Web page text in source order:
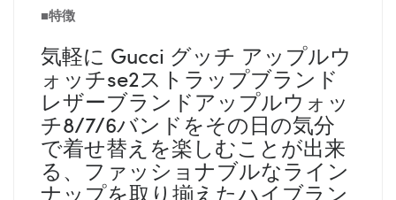
■特徴
気軽に Gucci グッチ アップルウ
ォッチse2ストラップブランド
レザーブランドアップルウォッ
チ8/7/6バンドをその日の気分
で着せ替えを楽しむことが出来
る、ファッショナブルなライン
ナップを取り揃えたハイブラン